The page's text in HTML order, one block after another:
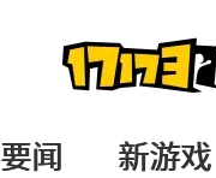
要闻 新游戏